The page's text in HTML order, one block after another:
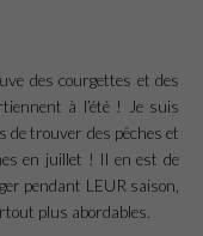
des courgettes et des
à l’été ! Je suis
de trouver des pêches et
en juillet ! Il en est de
pendant LEUR saison,
plus abordables.